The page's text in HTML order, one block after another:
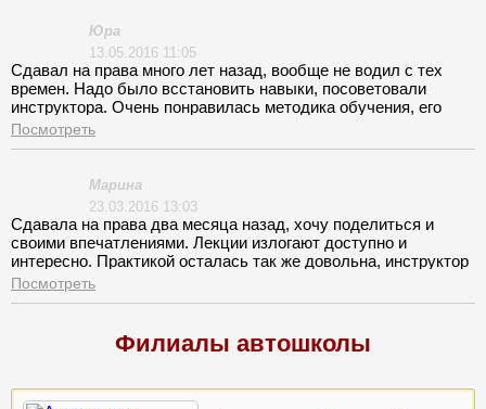
инструктором ситуация получше сложилась. Позитивный
парень, рулить учит, все упущения в теории заполнил
благодаря ему, помог короче со сдачей. Спасибо!
Юра
13.05.2016 11:05
Сдавал на права много лет назад, вообще не водил с тех
времен. Надо было всстановить навыки, посоветовали
инструктора. Очень понравилась методика обучения, его
отношение и профессиональный подход. Оказалось,
работает в Стимуле на Куликовской, так я еще и на теорию
теоретического курса организован не полностью, нет новой
информации.
Посмотреть
Марина
23.03.2016 13:03
Сдавала на права два месяца назад, хочу поделиться и
своими впечатлениями. Лекции излогают доступно и
интересно. Практикой осталась так же довольна, инструктор
попался спокойный и внимательный.
Посмотреть
Филиалы автошколы